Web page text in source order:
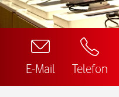
E-Mail Telefon